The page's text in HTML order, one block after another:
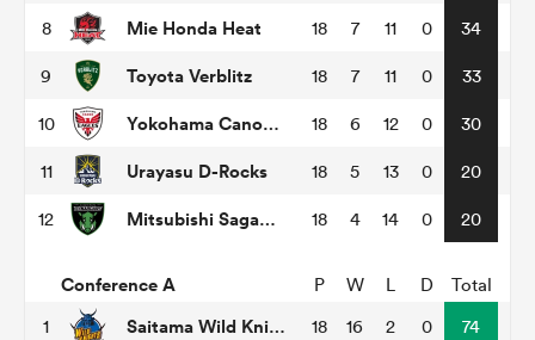
8 Mie Honda Heat 18 7 11 0 34
9 Toyota Verblitz 18 7 11 0 33
10 Yokohama Canon Eagles 18 6 12 0 30
11 Urayasu D-Rocks 18 5 13 0 20
12 Mitsubishi Sagamihara Dynaboars 18 4 14 0 20
Conference A P W L D
Total
1
Saitama Wild Knights 18 16 2 0 74